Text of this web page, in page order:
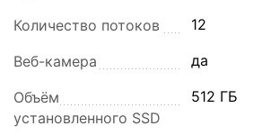
Количество потоков 12
Веб-камера да
Объём
установленного SSD
512 ГБ